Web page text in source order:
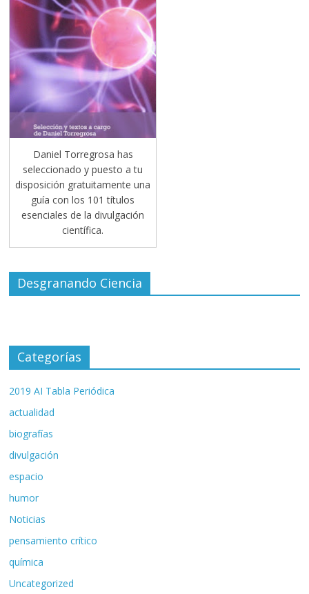
Daniel Torregrosa has
seleccionado y puesto a tu
disposición gratuitamente una
guía con los 101 títulos
esenciales de la divulgación
científica.
Desgranando Ciencia
Categorías
2019 AI Tabla Periódica
actualidad
biografías
divulgación
espacio
humor
Noticias
pensamiento crítico
química
Uncategorized